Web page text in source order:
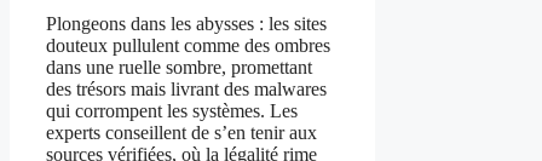
Plongeons dans les abysses : les sites
douteux pullulent comme des ombres
dans une ruelle sombre, promettant
des trésors mais livrant des malwares
qui corrompent les systèmes. Les
experts conseillent de s’en tenir aux
sources vérifiées, où la légalité rime